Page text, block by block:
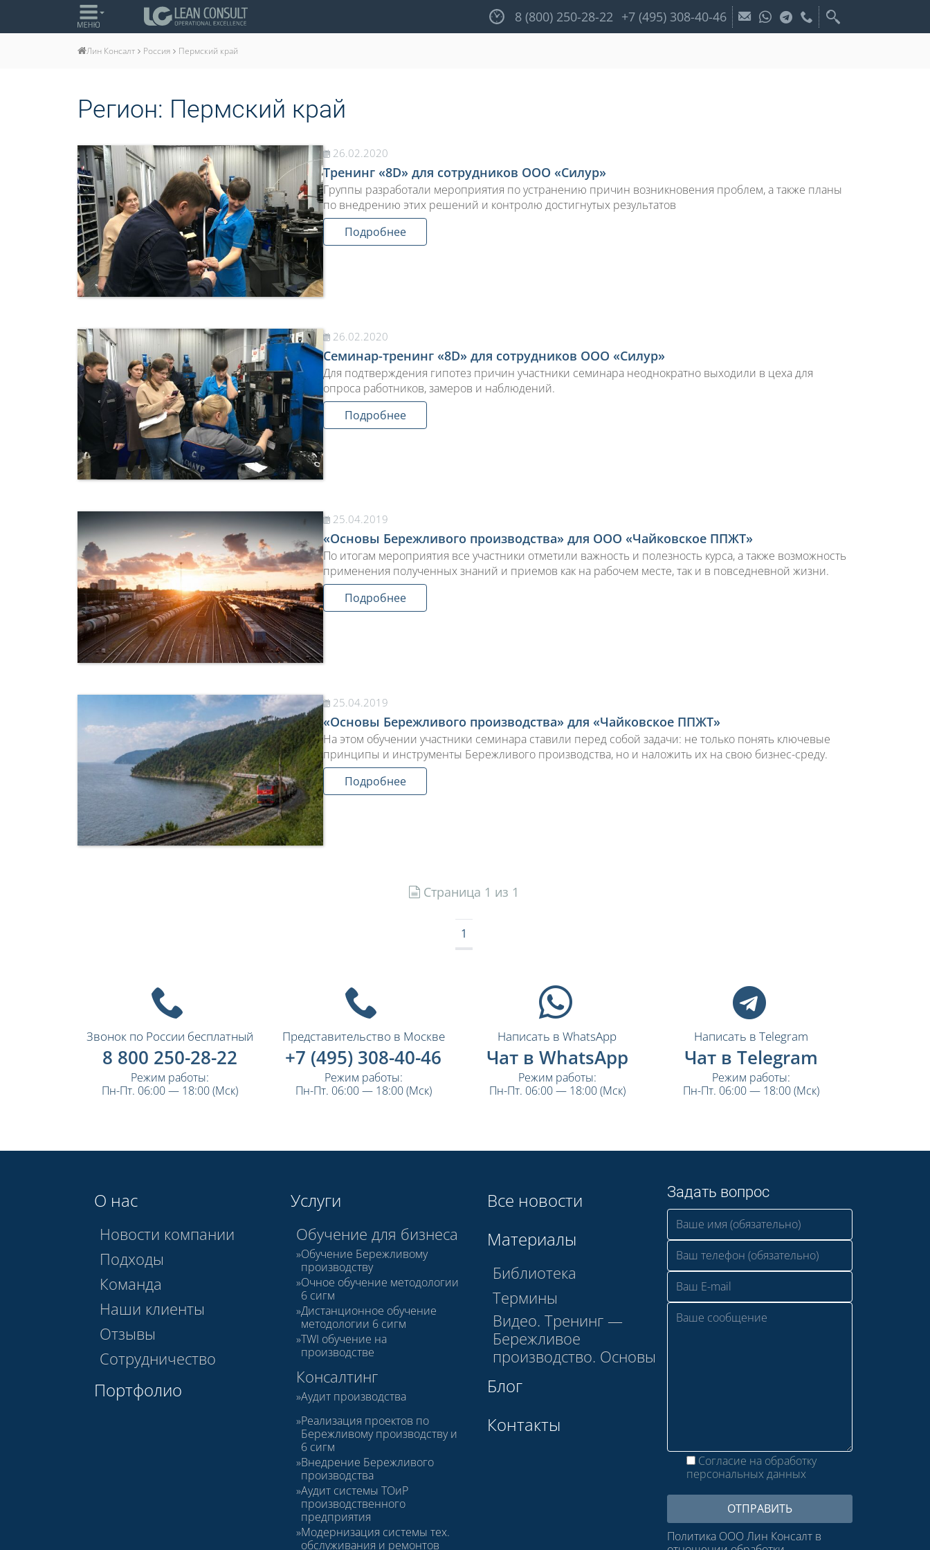
8 (800) 250-28-22 +7 (495) 308-40-46
Лин Консалт Россия Пермский край
Регион: Пермский край
26.02.2020
Тренинг «8D» для сотрудников ООО «Силур»
Группы разработали мероприятия по устранению причин возникновения проблем, а также планы
по внедрению этих решений и контролю достигнутых результатов
Подробнее
26.02.2020
Семинар-тренинг «8D» для сотрудников ООО «Силур»
Для подтверждения гипотез причин участники семинара неоднократно выходили в цеха для
опроса работников, замеров и наблюдений.
Подробнее
25.04.2019
«Основы Бережливого производства» для ООО «Чайковское ППЖТ»
По итогам мероприятия все участники отметили важность и полезность курса, а также возможность
применения полученных знаний и приемов как на рабочем месте, так и в повседневной жизни.
Подробнее
25.04.2019
«Основы Бережливого производства» для «Чайковское ППЖТ»
На этом обучении участники семинара ставили перед собой задачи: не только понять ключевые
принципы и инструменты Бережливого производства, но и наложить их на свою бизнес-среду.
Подробнее
Страница 1 из 1
1
Звонок по России бесплатный
8 800 250-28-22
Режим работы:
Пн-Пт. 06:00 — 18:00 (Мск)
Представительство в Москве
+7 (495) 308-40-46
Режим работы:
Пн-Пт. 06:00 — 18:00 (Мск)
Написать в WhatsApp
Чат в WhatsApp
Режим работы:
Пн-Пт. 06:00 — 18:00 (Мск)
Написать в Telegram
Чат в Telegram
Режим работы:
Пн-Пт. 06:00 — 18:00 (Мск)
О нас
Новости компании
Подходы
Команда
Наши клиенты
Отзывы
Сотрудничество
Портфолио
Услуги
Обучение для бизнеса
Обучение Бережливому
производству
Очное обучение методологии
6 сигм
Дистанционное обучение
методологии 6 сигм
TWI обучение на
производстве
Консалтинг
Аудит производства
Реализация проектов по
Бережливому производству и
6 сигм
Внедрение Бережливого
производства
Аудит системы ТОиР
производственного
предприятия
Модернизация системы тех.
обслуживания и ремонтов
Все новости
Материалы
Библиотека
Термины
Видео. Тренинг —
Бережливое
производство. Основы
Блог
Контакты
Задать вопрос
Согласие на обработку
персональных данных
Политика ООО Лин Консалт в